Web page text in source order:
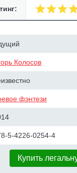
Колосов
фэнтези
5-4226-0254-4
Купить